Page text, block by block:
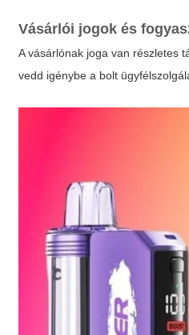
Vásárlói jogok és
A vásárlónak joga van részletes
vedd igénybe a bolt